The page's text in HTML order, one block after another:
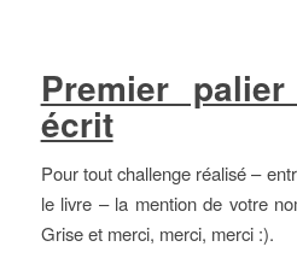
Premier
écrit
Pour tout challenge réalisé –
le livre – la mention de votre
Grise et merci, merci, merci :).